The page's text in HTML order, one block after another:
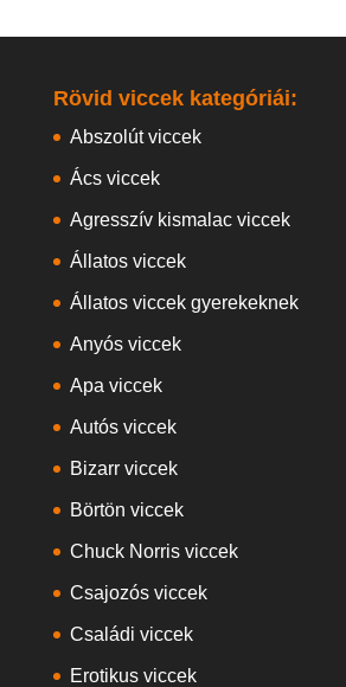
Rövid viccek kategóriái:
Abszolút viccek
Ács viccek
Agresszív kismalac viccek
Állatos viccek
Állatos viccek gyerekeknek
Anyós viccek
Apa viccek
Autós viccek
Bizarr viccek
Börtön viccek
Chuck Norris viccek
Csajozós viccek
Családi viccek
Erotikus viccek